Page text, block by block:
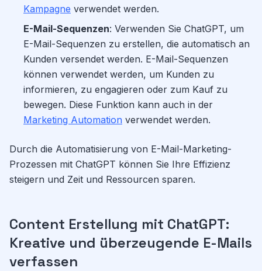
Kampagne verwendet werden.
E-Mail-Sequenzen: Verwenden Sie ChatGPT, um
E-Mail-Sequenzen zu erstellen, die automatisch an
Kunden versendet werden. E-Mail-Sequenzen
können verwendet werden, um Kunden zu
informieren, zu engagieren oder zum Kauf zu
bewegen. Diese Funktion kann auch in der
Marketing Automation verwendet werden.
Durch die Automatisierung von E-Mail-Marketing-
Prozessen mit ChatGPT können Sie Ihre Effizienz
steigern und Zeit und Ressourcen sparen.
Content Erstellung mit ChatGPT:
Kreative und überzeugende E-Mails
verfassen